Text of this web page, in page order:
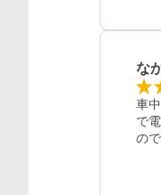
な
車
で
の